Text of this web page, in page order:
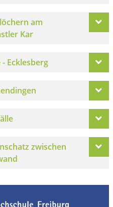
am
Kar
Ecklesberg
zwischen